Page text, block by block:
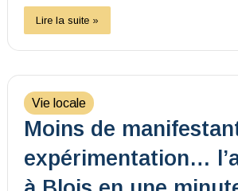
Lire la suite »
Vie locale
Moins de
expérimentation…